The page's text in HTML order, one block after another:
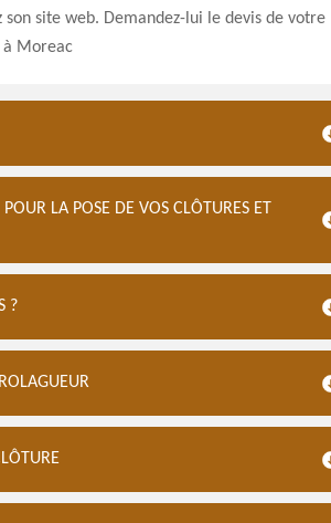
site web. Demandez-lui le devis de votre
à Moreac
LA POSE DE VOS CLÔTURES ET
?